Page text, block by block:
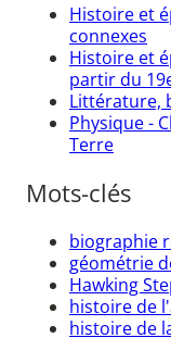
Histoire et
connexes
Histoire et
partir du
Littérature,
Physique -
Terre
Mots-clés
biographie
géométrie
Hawking
histoire de
histoire de